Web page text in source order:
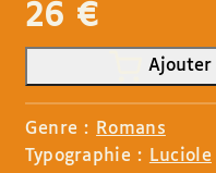
26 €
Ajouter
Genre : Romans
Typographie : Luciole